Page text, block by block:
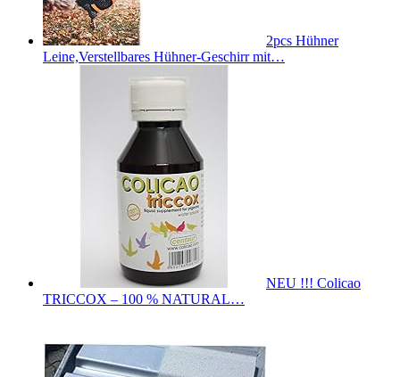
2pcs Hühner
Leine,Verstellbares Hühner-Geschirr mit…
NEU !!! Colicao
TRICCOX – 100 % NATURAL…